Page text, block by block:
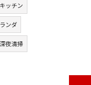
キッチン
ンダ
深夜清掃